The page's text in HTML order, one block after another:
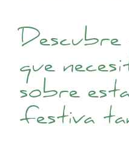
que
sobre
festiva